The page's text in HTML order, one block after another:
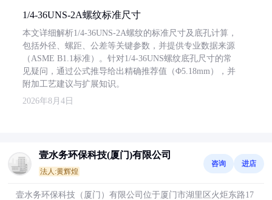
1/4-36UNS-2A螺纹标准尺寸
本文详细解析1/4-36UNS-2A螺纹的标准尺寸及底孔计算，
包括外径、螺距、公差等关键参数，并提供专业数据来源
（ASME B1.1标准）。针对1/4-36UNS螺纹底孔尺寸的常
见疑问，通过公式推导给出精确推荐值（Φ5.18mm），并
附加工艺建议与扩展知识。
2026年8月4日
壹水务环保科技(厦门)有限公司
法人:黄辉煌
咨询 进店
壹水务环保科技（厦门）有限公司位于厦门市湖里区火炬东路17